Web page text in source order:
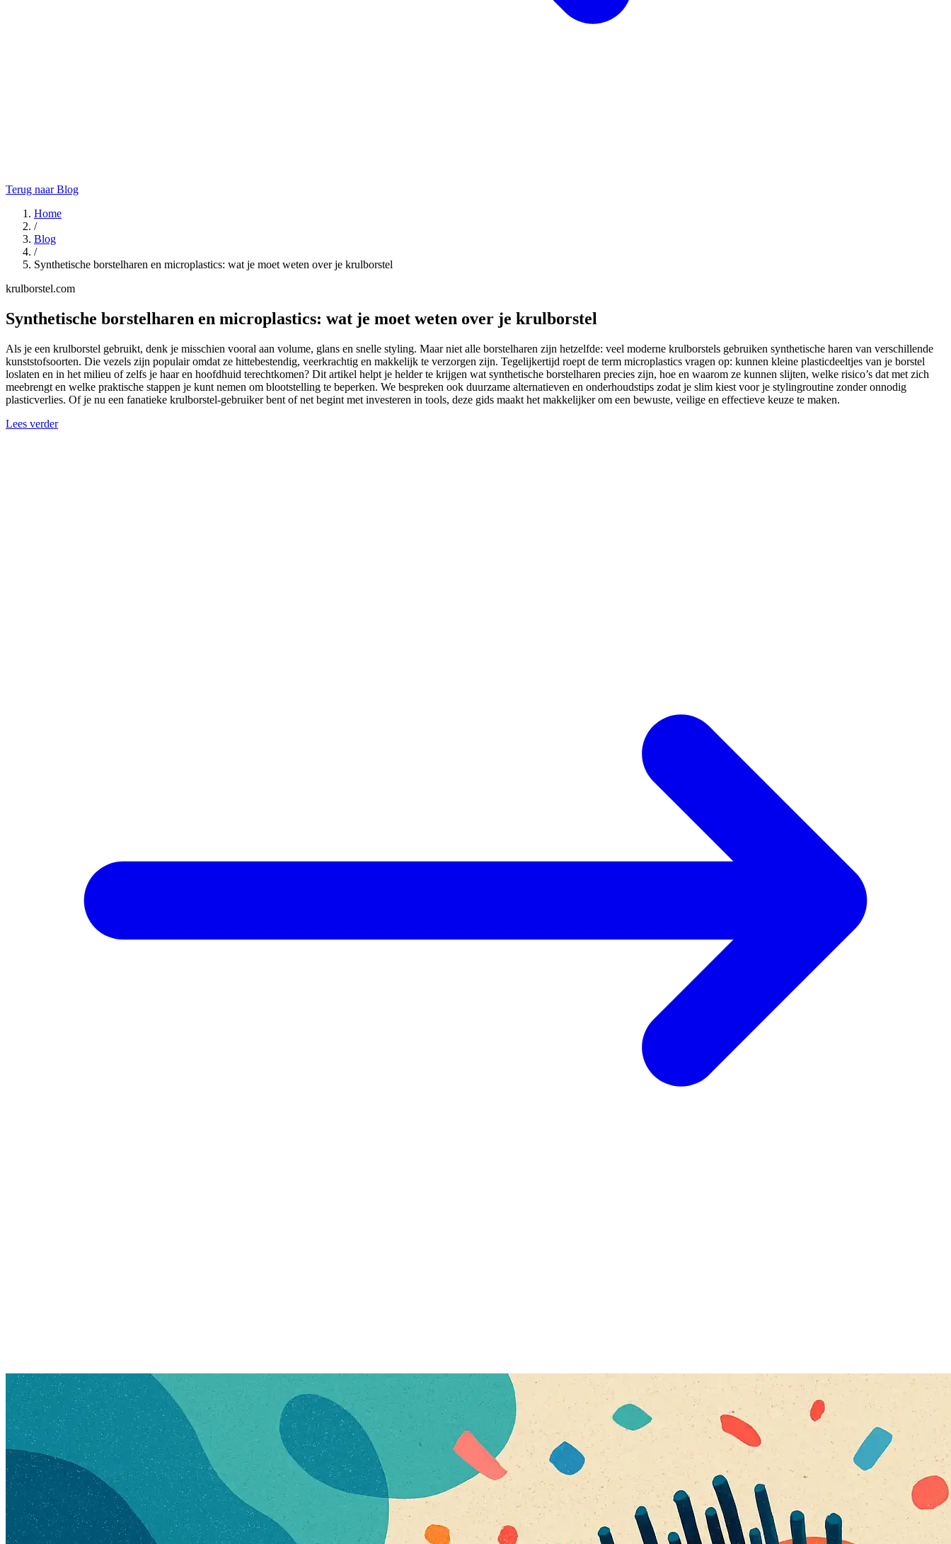
Terug naar Blog
Home
/
Blog
/
Synthetische borstelharen en microplastics: wat je moet weten over je krulborstel
krulborstel.com
Synthetische borstelharen en microplastics: wat je moet weten over je krulborstel
Als je een krulborstel gebruikt, denk je misschien vooral aan volume, glans en snelle styling. Maar niet alle borstelharen zijn hetzelfde: veel moderne krulborstels gebruiken synthetische haren van verschillende
kunststofsoorten. Die vezels zijn populair omdat ze hittebestendig, veerkrachtig en makkelijk te verzorgen zijn. Tegelijkertijd roept de term microplastics vragen op: kunnen kleine plasticdeeltjes van je borstel
loslaten en in het milieu of zelfs je haar en hoofdhuid terechtkomen? Dit artikel helpt je helder te krijgen wat synthetische borstelharen precies zijn, hoe en waarom ze kunnen slijten, welke risico’s dat met zich
meebrengt en welke praktische stappen je kunt nemen om blootstelling te beperken. We bespreken ook duurzame alternatieven en onderhoudstips zodat je slim kiest voor je stylingroutine zonder onnodig
plasticverlies. Of je nu een fanatieke krulborstel-gebruiker bent of net begint met investeren in tools, deze gids maakt het makkelijker om een bewuste, veilige en effectieve keuze te maken.
Lees verder